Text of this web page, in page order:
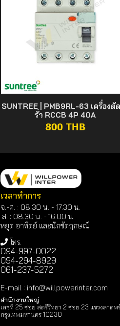
SUNTREE | PMB9RL-63 เครื่องตั
รั่ว RCCB 4P 40A
800 THB
เวลาทำการ
จ.-ศ. : 08:30 น. - 17.30 น.
ส. : 08.30 น. - 16.00 น.
หยุด อาทิตย์ และนักขัตฤกษณ์
โทร.
094-997-0022
094-294-8929
061-237-5272
E-mail : info@willpowerinter.com
สำนักงานใหญ่
เลขที่ 25 ซอย สตรีวิทยา 2 ซอย 23 แขวงลาดพ
กรุงเทพมหานคร 10230